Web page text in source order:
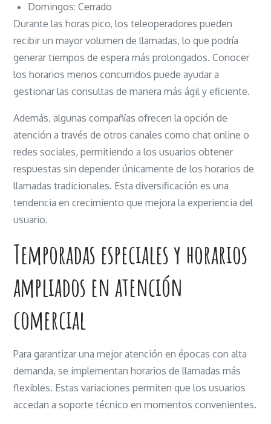
Domingos: Cerrado
Durante las horas pico, los teleoperadores pueden
recibir un mayor volumen de llamadas, lo que podría
generar tiempos de espera más prolongados. Conocer
los horarios menos concurridos puede ayudar a
gestionar las consultas de manera más ágil y eficiente.
Además, algunas compañías ofrecen la opción de
atención a través de otros canales como chat online o
redes sociales, permitiendo a los usuarios obtener
respuestas sin depender únicamente de los horarios de
llamadas tradicionales. Esta diversificación es una
tendencia en crecimiento que mejora la experiencia del
usuario.
Temporadas especiales y horarios
ampliados en atención
comercial
Para garantizar una mejor atención en épocas con alta
demanda, se implementan horarios de llamadas más
flexibles. Estas variaciones permiten que los usuarios
accedan a soporte técnico en momentos convenientes.